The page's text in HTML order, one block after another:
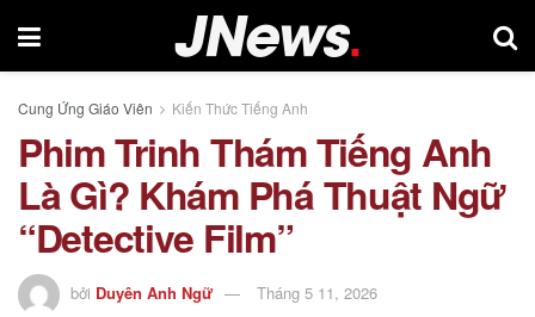
Cung Ứng Giáo Viên Kiến Thức Tiếng Anh
Phim Trinh Thám Tiếng Anh
Là Gì? Khám Phá Thuật Ngữ
“Detective Film”
bởi Duyên Anh Ngữ Tháng 5 11, 2026